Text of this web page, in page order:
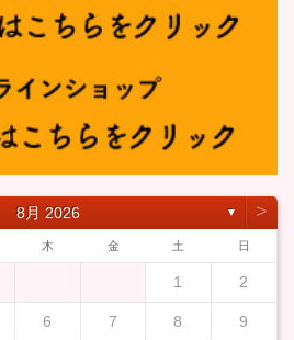
8月 2026 ▼ ˃
木 金 土 日
1 2
6 7 8 9